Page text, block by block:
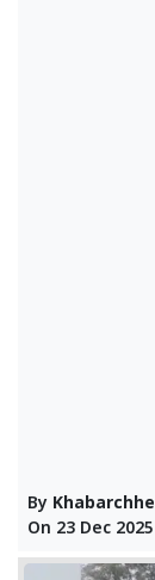
By Khabarchhe
On 23 Dec 2025